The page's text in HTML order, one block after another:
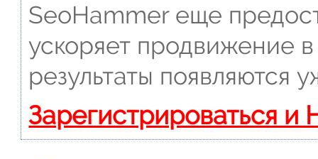
SeoHammer еще
ускоряет продвижение
результаты появляются
Зарегистрироваться и